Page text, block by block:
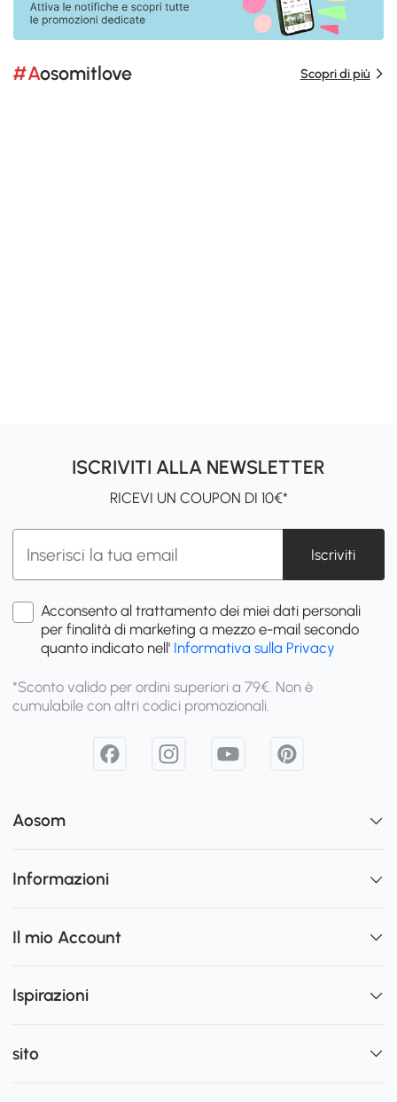
#Aosomitlove Scopri di più
ISCRIVITI ALLA NEWSLETTER
RICEVI UN COUPON DI 10€*
Iscriviti
Acconsento al trattamento dei miei dati personali
per finalità di marketing a mezzo e-mail secondo
quanto indicato nell' Informativa sulla Privacy
*Sconto valido per ordini superiori a 79€. Non è
cumulabile con altri codici promozionali.
Aosom
Informazioni
Il mio Account
Ispirazioni
sito